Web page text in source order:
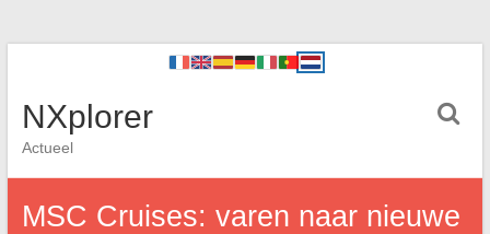
NXplorer
Actueel
MSC Cruises: varen naar nieuwe